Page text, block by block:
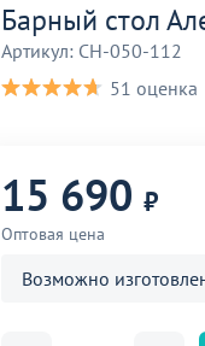
Барный стол
Артикул: CH-050-112
51 оценка
15 690 ₽
Оптовая цена
Возможно